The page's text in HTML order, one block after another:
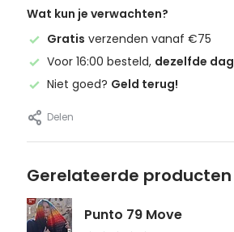
Wat kun je verwachten?
Gratis verzenden vanaf €75
Voor 16:00 besteld, dezelfde dag
Niet goed? Geld terug!
Delen
Gerelateerde producten
Punto 79 Move